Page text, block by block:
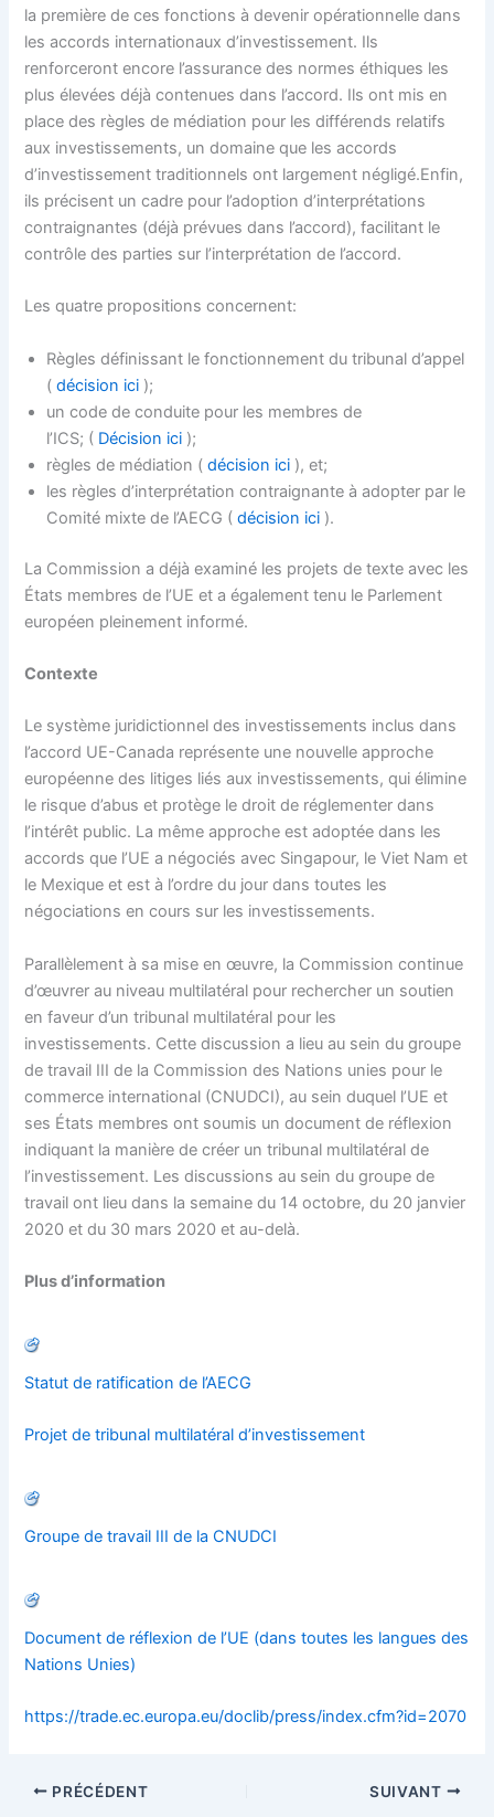
la première de ces fonctions à devenir opérationnelle dans
les accords internationaux d’investissement. Ils
renforceront encore l’assurance des normes éthiques les
plus élevées déjà contenues dans l’accord. Ils ont mis en
place des règles de médiation pour les différends relatifs
aux investissements, un domaine que les accords
d’investissement traditionnels ont largement négligé.Enfin,
ils précisent un cadre pour l’adoption d’interprétations
contraignantes (déjà prévues dans l’accord), facilitant le
contrôle des parties sur l’interprétation de l’accord.
Les quatre propositions concernent:
Règles définissant le fonctionnement du tribunal d’appel
(décision ici );
un code de conduite pour les membres de
l’ICS; ( Décision ici );
règles de médiation (décision ici ), et;
les règles d’interprétation contraignante à adopter par le
Comité mixte de l’AECG (décision ici ).
La Commission a déjà examiné les projets de texte avec les
États membres de l’UE et a également tenu le Parlement
européen pleinement informé.
Contexte
Le système juridictionnel des investissements inclus dans
l’accord UE-Canada représente une nouvelle approche
européenne des litiges liés aux investissements, qui élimine
le risque d’abus et protège le droit de réglementer dans
l’intérêt public. La même approche est adoptée dans les
accords que l’UE a négociés avec Singapour, le Viet Nam et
le Mexique et est à l’ordre du jour dans toutes les
négociations en cours sur les investissements.
Parallèlement à sa mise en œuvre, la Commission continue
d’œuvrer au niveau multilatéral pour rechercher un soutien
en faveur d’un tribunal multilatéral pour les
investissements. Cette discussion a lieu au sein du groupe
de travail III de la Commission des Nations unies pour le
commerce international (CNUDCI), au sein duquel l’UE et
ses États membres ont soumis un document de réflexion
indiquant la manière de créer un tribunal multilatéral de
l’investissement. Les discussions au sein du groupe de
travail ont lieu dans la semaine du 14 octobre, du 20 janvier
2020 et du 30 mars 2020 et au-delà.
Plus d’information
Statut de ratification de l’AECG
Projet de tribunal multilatéral d’investissement
Groupe de travail III de la CNUDCI
Document de réflexion de l’UE (dans toutes les langues des
Nations Unies)
https://trade.ec.europa.eu/doclib/press/index.cfm?id=2070
PRÉCÉDENT SUIVANT